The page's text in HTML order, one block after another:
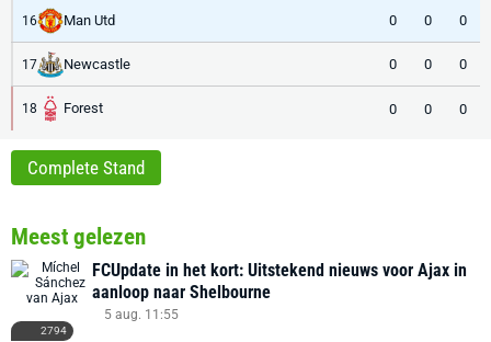
16 Man Utd 0 0 0
17 Newcastle 0 0 0
18 Forest 0 0 0
Complete Stand
Meest gelezen
2794
FCUpdate in het kort: Uitstekend nieuws voor Ajax in
aanloop naar Shelbourne
5 aug. 11:55